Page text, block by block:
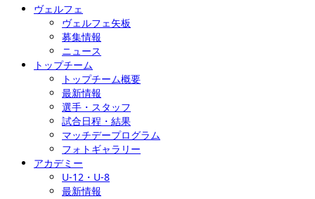
ヴェルフェ
ヴェルフェ矢板
募集情報
ニュース
トップチーム
トップチーム概要
最新情報
選手・スタッフ
試合日程・結果
マッチデープログラム
フォトギャラリー
アカデミー
U-12・U-8
最新情報